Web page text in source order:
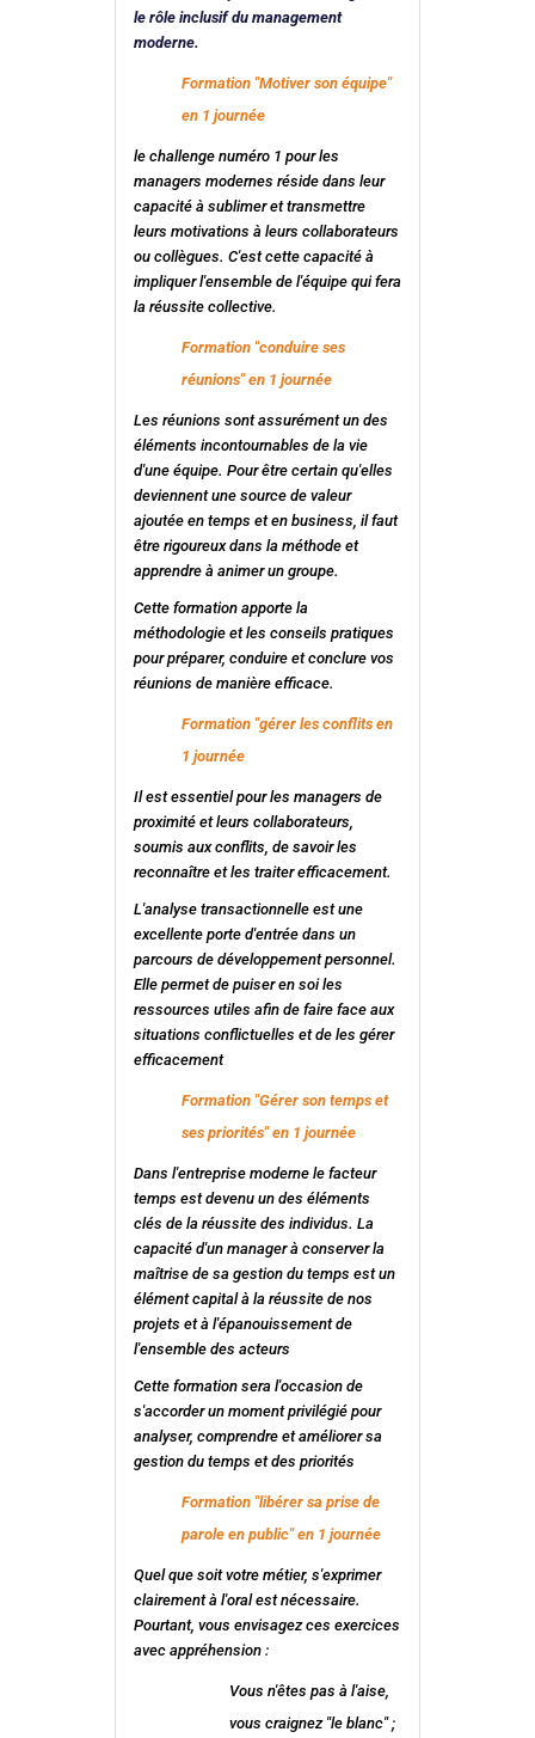
le rôle inclusif du management
moderne.
Formation "Motiver son équipe"
en 1 journée
le challenge numéro 1 pour les
managers modernes réside dans leur
capacité à sublimer et transmettre
leurs motivations à leurs collaborateurs
ou collègues. C'est cette capacité à
impliquer l'ensemble de l'équipe qui fera
la réussite collective.
Formation "conduire ses
réunions" en 1 journée
Les réunions sont assurément un des
éléments incontournables de la vie
d'une équipe. Pour être certain qu'elles
deviennent une source de valeur
ajoutée en temps et en business, il faut
être rigoureux dans la méthode et
apprendre à animer un groupe.
Cette formation apporte la
méthodologie et les conseils pratiques
pour préparer, conduire et conclure vos
réunions de manière efficace.
Formation "gérer les conflits en
1 journée
Il est essentiel pour les managers de
proximité et leurs collaborateurs,
soumis aux conflits, de savoir les
reconnaître et les traiter efficacement.
L'analyse transactionnelle est une
excellente porte d'entrée dans un
parcours de développement personnel.
Elle permet de puiser en soi les
ressources utiles afin de faire face aux
situations conflictuelles et de les gérer
efficacement
Formation "Gérer son temps et
ses priorités" en 1 journée
Dans l'entreprise moderne le facteur
temps est devenu un des éléments
clés de la réussite des individus. La
capacité d'un manager à conserver la
maîtrise de sa gestion du temps est un
élément capital à la réussite de nos
projets et à l'épanouissement de
l'ensemble des acteurs
Cette formation sera l'occasion de
s'accorder un moment privilégié pour
analyser, comprendre et améliorer sa
gestion du temps et des priorités
Formation "libérer sa prise de
parole en public" en 1 journée
Quel que soit votre métier, s'exprimer
clairement à l'oral est nécessaire.
Pourtant, vous envisagez ces exercices
avec appréhension :
Vous n'êtes pas à l'aise,
vous craignez "le blanc" ;